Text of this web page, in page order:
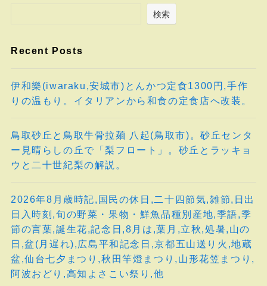
検索
Recent Posts
伊和樂(iwaraku,安城市)とんかつ定食1300円,手作
りの温もり。イタリアンから和食の定食店へ改装。
鳥取砂丘と鳥取牛骨拉麺 八起(鳥取市)。砂丘センタ
ー見晴らしの丘で「梨フロート」。砂丘とラッキョ
ウと二十世紀梨の解説。
2026年8月歳時記,国民の休日,二十四節気,雑節,日出
日入時刻,旬の野菜・果物・鮮魚品種別産地,季語,季
節の言葉,誕生花,記念日,8月は,葉月,立秋,処暑,山の
日,盆(月遅れ),広島平和記念日,京都五山送り火,地蔵
盆,仙台七夕まつり,秋田竿燈まつり,山形花笠まつり,
阿波おどり,高知よさこい祭り,他